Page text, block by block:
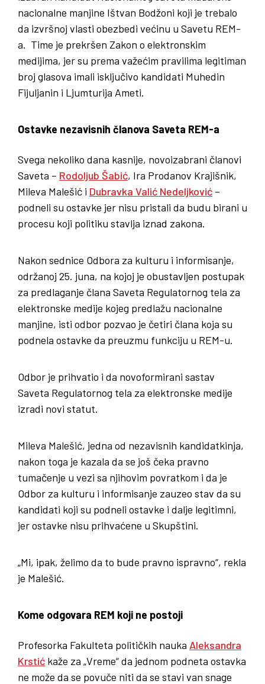
nacionalne manjine Ištvan Bodžoni koji je trebalo
da izvršnoj vlasti obezbedi većinu u Savetu REM-
a. Time je prekršen Zakon o elektronskim
medijima, jer su prema važećim pravilima legitiman
broj glasova imali isključivo kandidati Muhedin
Fijuljanin i Ljumturija Ameti.
Ostavke nezavisnih članova Saveta REM-a
Svega nekoliko dana kasnije, novoizabrani članovi
Saveta – Rodoljub Šabić, Ira Prodanov Krajišnik,
Mileva Malešić i Dubravka Valić Nedeljković –
podneli su ostavke jer nisu pristali da budu birani u
procesu koji politiku stavlja iznad zakona.
Nakon sednice Odbora za kulturu i informisanje,
održanoj 25. juna, na kojoj je obustavljen postupak
za predlaganje člana Saveta Regulatornog tela za
elektronske medije kojeg predlažu nacionalne
manjine, isti odbor pozvao je četiri člana koja su
podnela ostavke da preuzmu funkciju u REM-u.
Odbor je prihvatio i da novoformirani sastav
Saveta Regulatornog tela za elektronske medije
izradi novi statut.
Mileva Malešić, jedna od nezavisnih kandidatkinja,
nakon toga je kazala da se još čeka pravno
tumačenje u vezi sa njihovim povratkom i da je
Odbor za kulturu i informisanje zauzeo stav da su
kandidati koji su podneli ostavke i dalje legitimni,
jer ostavke nisu prihvaćene u Skupštini.
„Mi, ipak, želimo da to bude pravno ispravno“, rekla
je Malešić.
Kome odgovara REM koji ne postoji
Profesorka Fakulteta političkih nauka Aleksandra
Krstić kaže za „Vreme“ da jednom podneta ostavka
ne može da se povuče niti da se stavi van snage